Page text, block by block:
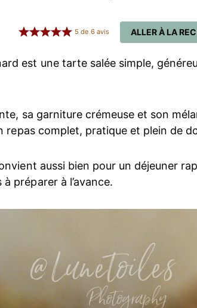
ALLER À LA
5 de6 avis
est une tarte salée simple,
sa garniture crémeuse et son
repas complet, pratique et plein de
aussi bien pour un déjeuner
préparer à l’avance.